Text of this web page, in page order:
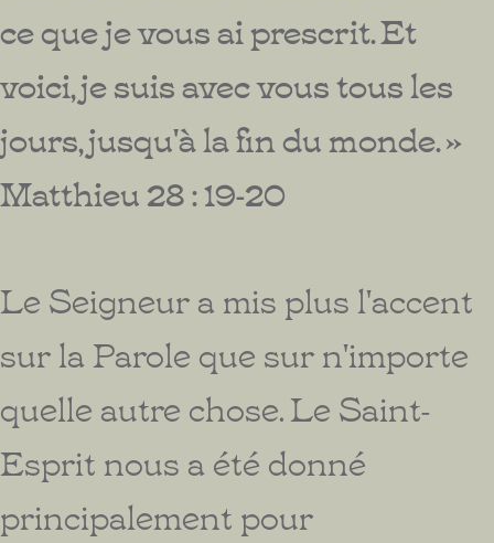
ce que je vous ai prescrit. Et
voici, je suis avec vous tous les
jours, jusqu'à la fin du monde. »
Matthieu 28 : 19-20
Le Seigneur a mis plus l'accent
sur la Parole que sur n'importe
quelle autre chose. Le Saint-
Esprit nous a été donné
principalement pour